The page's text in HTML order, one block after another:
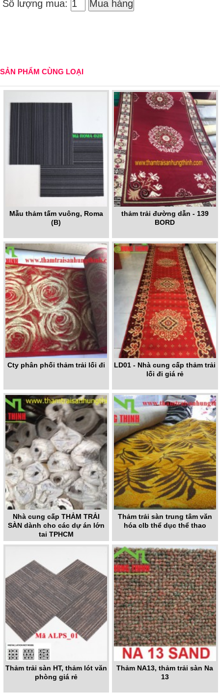
Số lượng mua: Mua hàng
SẢN PHẨM CÙNG LOẠI
Mẫu thảm tấm vuông, Roma
(B)
thảm trải đường dẫn - 139
BORD
Cty phân phối thảm trải lối đi
LD01 - Nhà cung cấp thảm trải
lối đi giá rẻ
Nhà cung cấp THẢM TRẢI
SÀN dành cho các dự án lớn
tại TPHCM
Thảm trải sàn trung tâm văn
hóa clb thể dục thể thao
Thảm trải sàn HT, thảm lót văn
phòng giá rẻ
Thảm NA13, thảm trải sàn Na
13